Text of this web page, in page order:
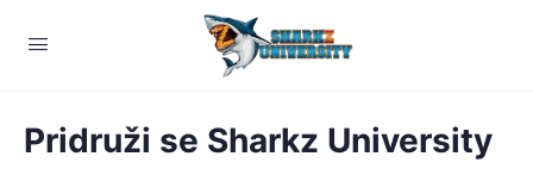
Pridruži se Sharkz University